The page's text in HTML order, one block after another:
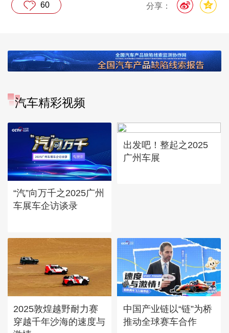
分享：
60
汽车精彩视频
“汽”向万千之2025广州
车展车企访谈录
出发吧！整起之2025
广州车展
2025敦煌越野耐力赛
穿越千年沙海的速度与
中国产业链以“链”为桥
推动全球赛车合作